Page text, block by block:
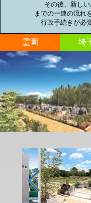
その後、新し
までの一連の流れ
行政手続きが必
霊園 埼